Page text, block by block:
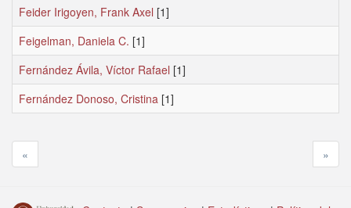
Feider Irigoyen, Frank Axel [1]
Feigelman, Daniela C. [1]
Fernández Ávila, Víctor Rafael [1]
Fernández Donoso, Cristina [1]
« »